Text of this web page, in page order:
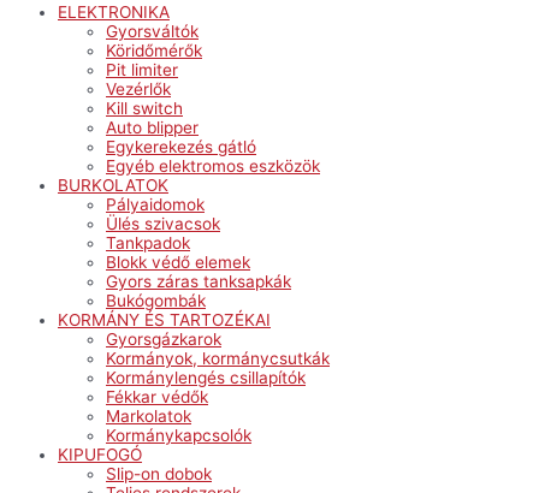
ELEKTRONIKA
Gyorsváltók
Köridőmérők
Pit limiter
Vezérlők
Kill switch
Auto blipper
Egykerekezés gátló
Egyéb elektromos eszközök
BURKOLATOK
Pályaidomok
Ülés szivacsok
Tankpadok
Blokk védő elemek
Gyors záras tanksapkák
Bukógombák
KORMÁNY ÉS TARTOZÉKAI
Gyorsgázkarok
Kormányok, kormánycsutkák
Kormánylengés csillapítók
Fékkar védők
Markolatok
Kormánykapcsolók
KIPUFOGÓ
Slip-on dobok